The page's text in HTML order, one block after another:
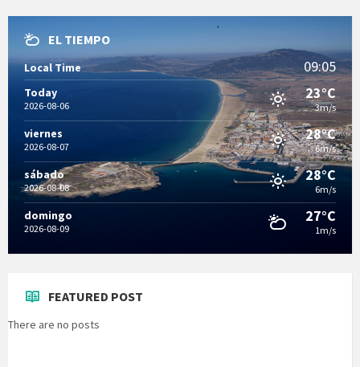
EL TIEMPO
Local Time 09:05
Today
2026-08-06
23°C
3m/s
viernes
2026-08-07
28°C
6m/s
sábado
2026-08-08
28°C
6m/s
domingo
2026-08-09
27°C
1m/s
FEATURED POST
There are no posts